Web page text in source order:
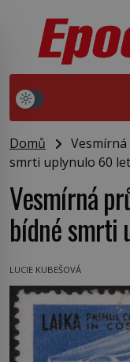
Domů
Vesmírná
smrti uplynulo 60
Vesmírná
bídné smrti
LUCIE KUBEŠOVÁ